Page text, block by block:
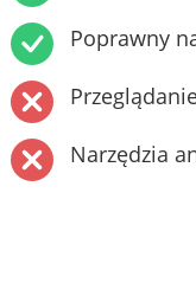
Poprawny
Narzędzia